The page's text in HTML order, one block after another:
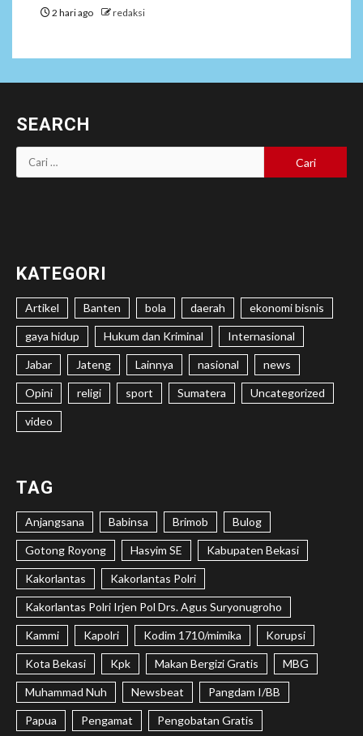
2 hari ago redaksi
SEARCH
Cari
untuk:
KATEGORI
Artikel Banten bola daerah ekonomi bisnis
gaya hidup Hukum dan Kriminal Internasional
Jabar Jateng Lainnya nasional news
Opini religi sport Sumatera Uncategorized
video
TAG
Anjangsana Babinsa Brimob Bulog
Gotong Royong Hasyim SE Kabupaten Bekasi
Kakorlantas Kakorlantas Polri
Kakorlantas Polri Irjen Pol Drs. Agus Suryonugroho
Kammi Kapolri Kodim 1710/mimika Korupsi
Kota Bekasi Kpk Makan Bergizi Gratis MBG
Muhammad Nuh Newsbeat Pangdam I/BB
Papua Pengamat Pengobatan Gratis